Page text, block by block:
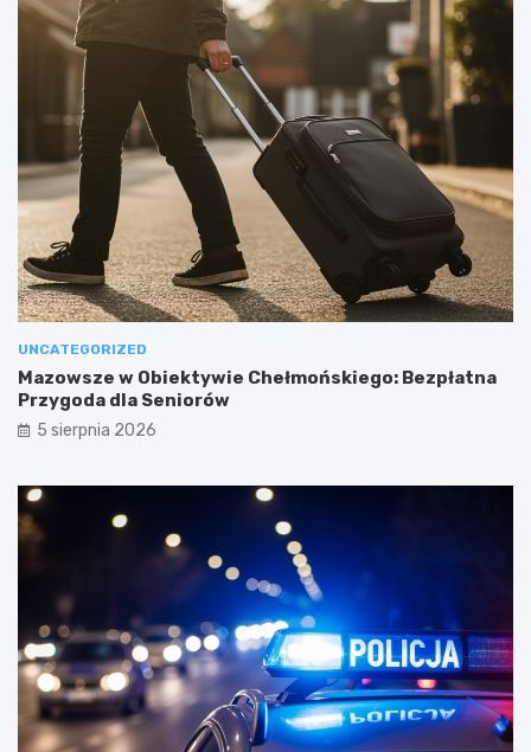
UNCATEGORIZED
Mazowsze w Obiektywie Chełmońskiego: Bezpłatna
Przygoda dla Seniorów
5 sierpnia 2026